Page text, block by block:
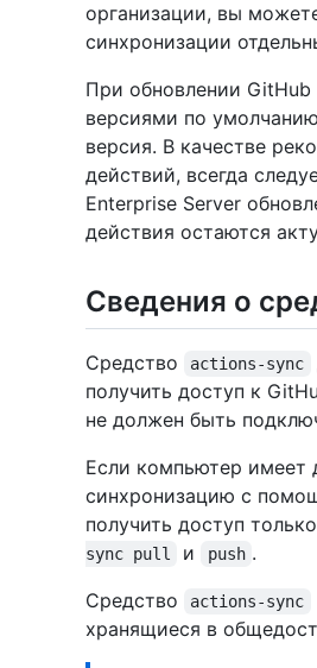
организации, вы
синхронизации
При обновлении GitHub
версиями по
версия. В качестве
действий, всегда
Enterprise Server
действия остаются
Сведения о
Средство actions-sync
получить доступ к
не должен быть
Если компьютер имеет
синхронизацию с
получить доступ
sync pull
и push .
Средство
actions-sync
хранящиеся в